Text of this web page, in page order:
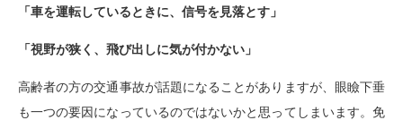
「車を運転しているときに、信号を見落とす」
「視野が狭く、飛び出しに気が付かない」
高齢者の方の交通事故が話題になることがありますが、眼瞼下垂
も一つの要因になっているのではないかと思ってしまいます。免